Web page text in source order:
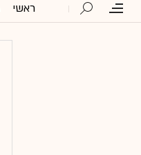
ראשי